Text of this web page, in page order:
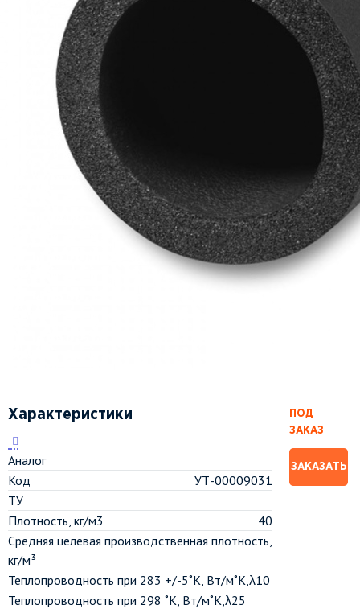
Характеристики
Аналог
Код
УТ-00009031
ТУ
Плотность, кг/м3
40
Средняя целевая производственная плотность,
кг/м³
Теплопроводность при 283 +/-5˚К, Вт/м˚К,λ10
Теплопроводность при 298 ˚К, Вт/м˚К,λ25
ПОД
ЗАКАЗ
ЗАКАЗАТЬ